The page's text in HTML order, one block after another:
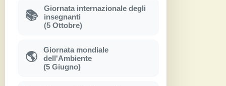
📚
Giornata internazionale degli
insegnanti
(5 Ottobre)
🌎
Giornata mondiale
dell'Ambiente
(5 Giugno)